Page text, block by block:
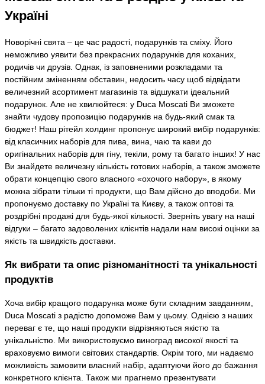
Україні
Новорічні свята – це час радості, подарунків та сміху. Його
неможливо уявити без прекрасних подарунків для коханих,
родичів чи друзів. Однак, із заповненими розкладами та
постійним зміненням обставин, недосить часу щоб відвідати
величезний асортимент магазинів та відшукати ідеальний
подарунок. Але не хвилюйтеся: у Duca Moscati Ви зможете
знайти чудову пропозицію подарунків на будь-який смак та
бюджет! Наш рітейл холдинг пропонує широкий вибір подарунків:
від класичних наборів для пива, вина, чаю та кави до
оригінальних наборів для гіну, текіли, рому та багато інших! У нас
Ви знайдете величезну кількість готових наборів, а також зможете
обрати концепцію свого власного «охочого набору», в якому
можна зібрати тільки ті продукти, що Вам дійсно до вподоби. Ми
пропонуємо доставку по Україні та Києву, а також оптові та
роздрібні продажі для будь-якої кількості. Зверніть увагу на наші
відгуки – багато задоволених клієнтів надали нам високі оцінки за
якість та швидкість доставки.
Як вибрати та опис різноманітності та унікальності
продуктів
Хоча вибір кращого подарунка може бути складним завданням,
Duca Moscati з радістю допоможе Вам у цьому. Однією з наших
переваг є те, що наші продукти відрізняються якістю та
унікальністю. Ми використовуємо виноград високої якості та
враховуємо вимоги світових стандартів. Окрім того, ми надаємо
можливість замовити власний набір, адаптуючи його до бажання
конкретного клієнта. Також ми прагнемо презентувати